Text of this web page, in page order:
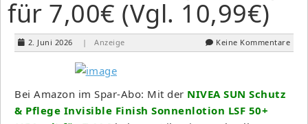
für 7,00€ (Vgl. 10,99€)
2. Juni 2026 | Anzeige Keine Kommentare
Bei Amazon im Spar-Abo: Mit der NIVEA SUN Schutz
& Pflege Invisible Finish Sonnenlotion LSF 50+